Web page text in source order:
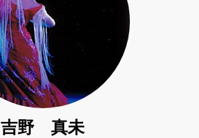
吉野 真未